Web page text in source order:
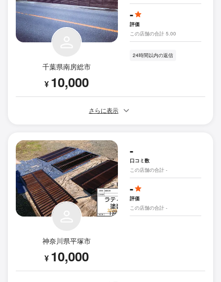
千葉県南房総市
¥ 10,000
-
評価
この店舗の合計 5.00
24時間以内の返信
さらに表示
神奈川県平塚市
¥ 10,000
-
口コミ数
この店舗の合計 -
-
評価
この店舗の合計 -